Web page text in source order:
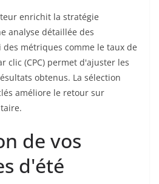
enrichit la stratégie
analyse détaillée des
des métriques comme le taux de
clic (CPC) permet d'ajuster les
obtenus. La sélection
améliore le retour sur
de vos
d'été